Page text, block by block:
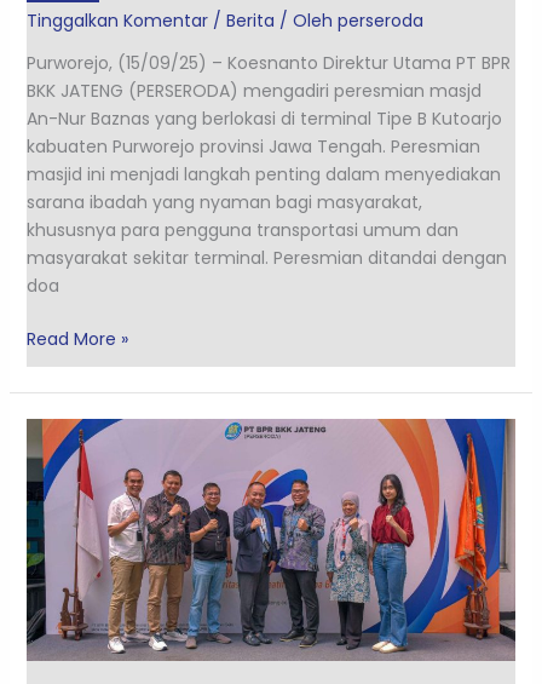
Tinggalkan Komentar / Berita / Oleh perseroda
Purworejo, (15/09/25) – Koesnanto Direktur Utama PT BPR
BKK JATENG (PERSERODA) mengadiri peresmian masjd
An-Nur Baznas yang berlokasi di terminal Tipe B Kutoarjo
kabuaten Purworejo provinsi Jawa Tengah. Peresmian
masjid ini menjadi langkah penting dalam menyediakan
sarana ibadah yang nyaman bagi masyarakat,
khususnya para pengguna transportasi umum dan
masyarakat sekitar terminal. Peresmian ditandai dengan
doa
Read More »
Sinergi
dan
Kolaborasi
PT
BPR
BKK
JATENG
(PERSERODA)
Terima